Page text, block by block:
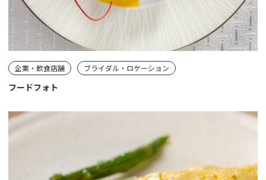
企業・飲食店舗 ブライダル・ロケーション
フードフォト